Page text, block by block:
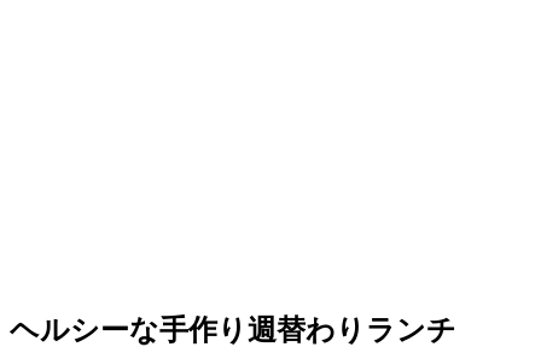
ヘルシーな手作り週替わりランチ